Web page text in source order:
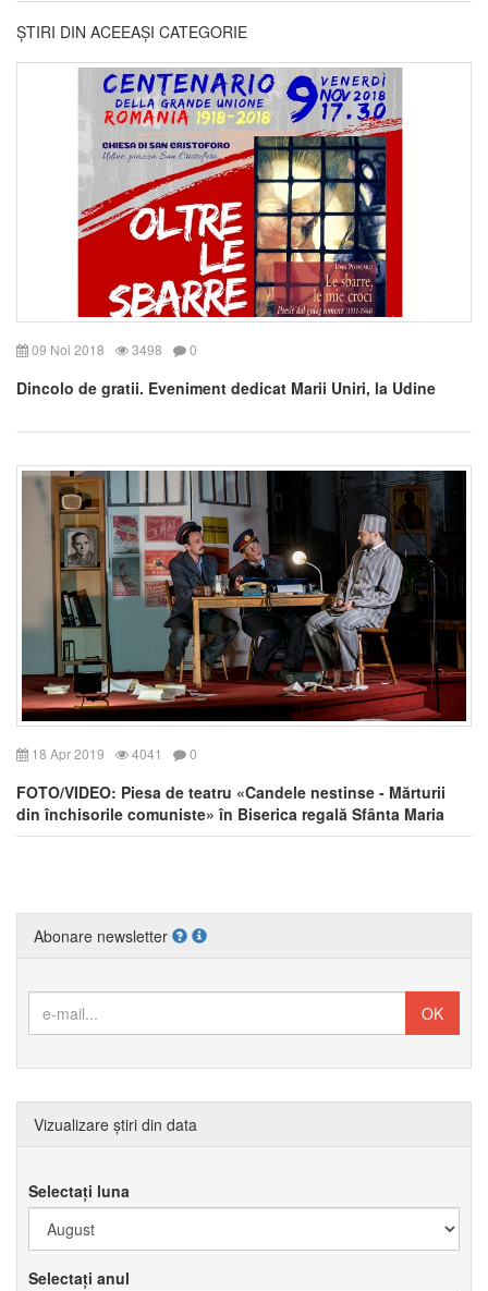
ȘTIRI DIN ACEEAȘI CATEGORIE
09 Noi 2018 3498 0
Dincolo de gratii. Eveniment dedicat Marii Uniri, la Udine
18 Apr 2019 4041 0
FOTO/VIDEO: Piesa de teatru «Candele nestinse - Mărturii
din închisorile comuniste» în Biserica regală Sfânta Maria
din Bruxelles
Abonare newsletter
Vizualizare știri din data
Selectați luna
Selectați anul